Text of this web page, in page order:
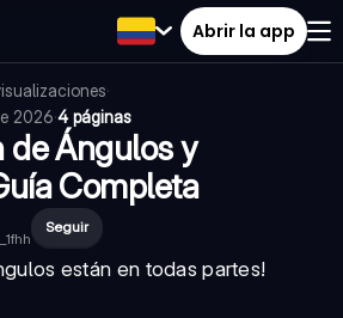
Abrir la app
·
2026·4 páginas
de Ángulos y
Completa
Seguir
están en todas partes!